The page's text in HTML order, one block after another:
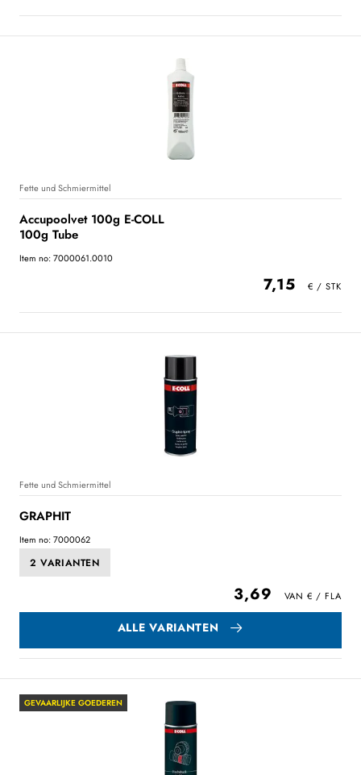
Fette und Schmiermittel
Accupoolvet 100g E-COLL
100g Tube
Item no: 7000061.0010
7,15
Fette und Schmiermittel
GRAPHIT
Item no: 7000062
2 VARIANTEN
3,69
ALLE VARIANTEN
GEVAARLIJKE GOEDEREN